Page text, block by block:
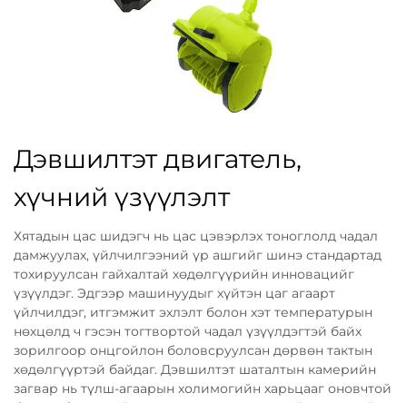
Дэвшилтэт двигатель,
хүчний үзүүлэлт
Хятадын цас шидэгч нь цас цэвэрлэх тоноглолд чадал
дамжуулах, үйлчилгээний үр ашгийг шинэ стандартад
тохируулсан гайхалтай хөдөлгүүрийн инновацийг
үзүүлдэг. Эдгээр машинуудыг хүйтэн цаг агаарт
үйлчилдэг, итгэмжит эхлэлт болон хэт температурын
нөхцөлд ч гэсэн тогтвортой чадал үзүүлдэгтэй байх
зорилгоор онцгойлон боловсруулсан дөрвөн тактын
хөдөлгүүртэй байдаг. Дэвшилтэт шаталтын камерийн
загвар нь түлш-агаарын холимогийн харьцааг оновчтой